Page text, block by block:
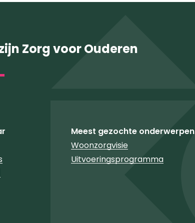
Zorg voor Ouderen
Meest gezochte onderwerpen
Woonzorgvisie
Uitvoeringsprogramma